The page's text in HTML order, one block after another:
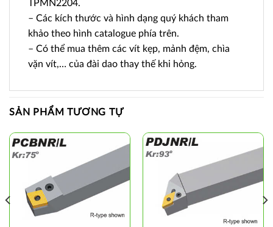
TPMN2204.
– Các kích thước và hình dạng quý khách tham
khảo theo hình catalogue phía trên.
– Có thể mua thêm các vít kẹp, mảnh đệm, chìa
vặn vít,… của đài dao thay thế khi hỏng.
SẢN PHẨM TƯƠNG TỰ